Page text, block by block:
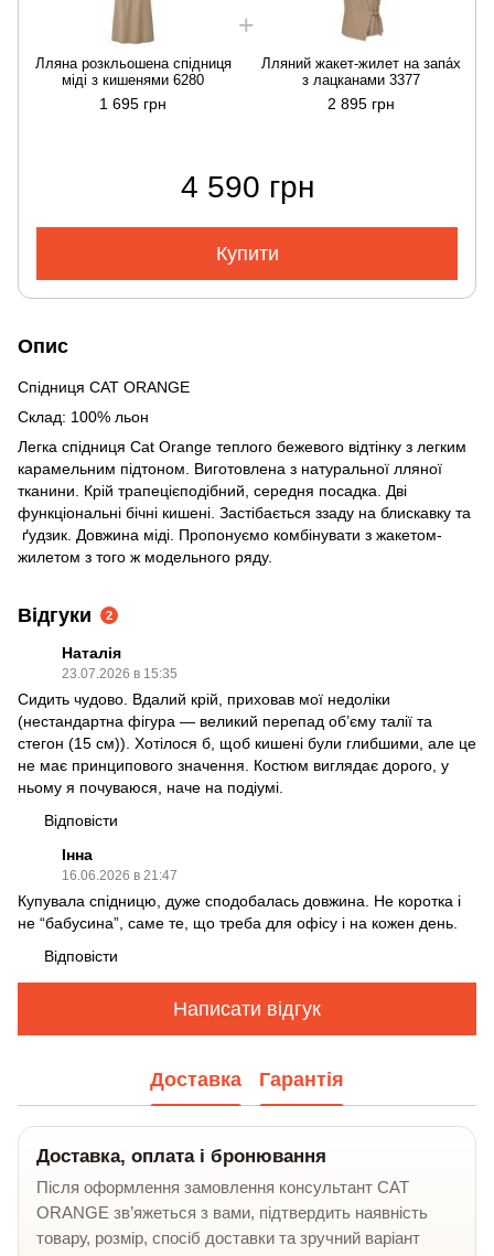
Лляна розкльошена спідниця
міді з кишенями 6280
1 695 грн
Лляний жакет-жилет на запа́х
з лацканами 3377
2 895 грн
4 590 грн
Купити
Опис
Спідниця CAT ORANGE
Склад: 100% льон
Легка спідниця Cat Orange теплого бежевого відтінку з легким
карамельним підтоном. Виготовлена з натуральної лляної
тканини. Крій трапецієподібний, середня посадка. Дві
функціональні бічні кишені. Застібається ззаду на блискавку та
ґудзик. Довжина міді. Пропонуємо комбінувати з жакетом-
жилетом з того ж модельного ряду.
Відгуки 2
Наталія
23.07.2026 в 15:35
Сидить чудово. Вдалий крій, приховав мої недоліки
(нестандартна фігура — великий перепад об’єму талії та
стегон (15 см)). Хотілося б, щоб кишені були глибшими, але це
не має принципового значення. Костюм виглядає дорого, у
ньому я почуваюся, наче на подіумі.
Відповісти
Інна
16.06.2026 в 21:47
Купувала спідницю, дуже сподобалась довжина. Не коротка і
не “бабусина”, саме те, що треба для офісу і на кожен день.
Відповісти
Написати відгук
Доставка Гарантія
Доставка, оплата і бронювання
Після оформлення замовлення консультант CAT
ORANGE зв’яжеться з вами, підтвердить наявність
товару, розмір, спосіб доставки та зручний варіант